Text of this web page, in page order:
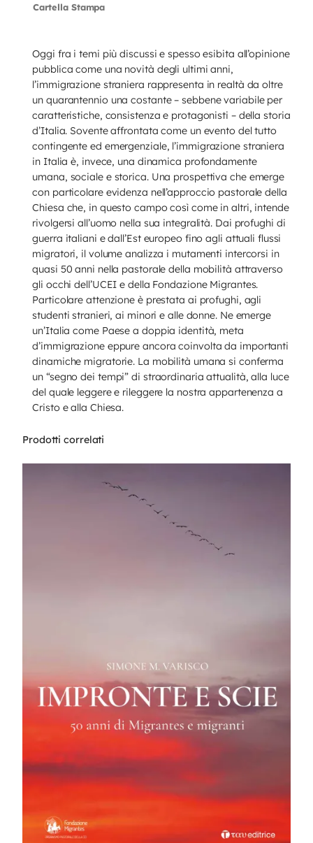
Cartella Stampa
Oggi fra i temi più discussi e spesso esibita all’opinione
pubblica come una novità degli ultimi anni,
l’immigrazione straniera rappresenta in realtà da oltre
un quarantennio una costante – sebbene variabile per
caratteristiche, consistenza e protagonisti – della storia
d’Italia. Sovente affrontata come un evento del tutto
contingente ed emergenziale, l’immigrazione straniera
in Italia è, invece, una dinamica profondamente
umana, sociale e storica. Una prospettiva che emerge
con particolare evidenza nell’approccio pastorale della
Chiesa che, in questo campo così come in altri, intende
rivolgersi all’uomo nella sua integralità. Dai profughi di
guerra italiani e dall’Est europeo fino agli attuali flussi
migratori, il volume analizza i mutamenti intercorsi in
quasi 50 anni nella pastorale della mobilità attraverso
gli occhi dell’UCEI e della Fondazione Migrantes.
Particolare attenzione è prestata ai profughi, agli
studenti stranieri, ai minori e alle donne. Ne emerge
un’Italia come Paese a doppia identità, meta
d’immigrazione eppure ancora coinvolta da importanti
dinamiche migratorie. La mobilità umana si conferma
un “segno dei tempi” di straordinaria attualità, alla luce
del quale leggere e rileggere la nostra appartenenza a
Cristo e alla Chiesa.
Prodotti correlati